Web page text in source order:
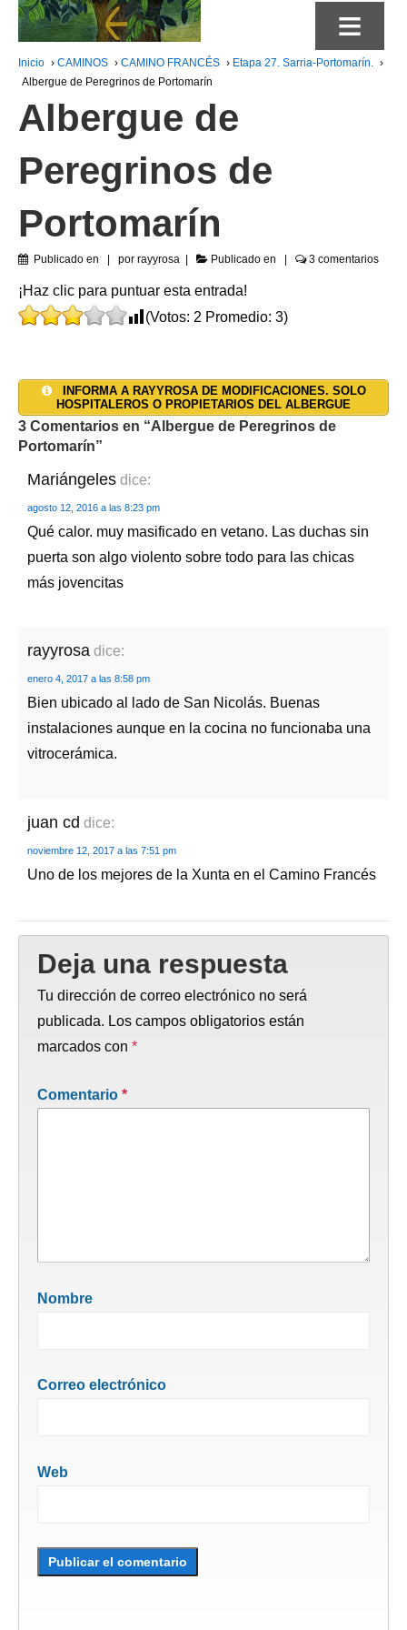
≡
Inicio › CAMINOS › CAMINO FRANCÉS › Etapa 27. Sarria-Portomarín. ›
Albergue de Peregrinos de Portomarín
Albergue de
Peregrinos de
Portomarín
Publicado en por rayyrosa Publicado en 3 comentarios
¡Haz clic para puntuar esta entrada!
(Votos: 2 Promedio: 3)
INFORMA A RAYYROSA DE MODIFICACIONES. SOLO
HOSPITALEROS O PROPIETARIOS DEL ALBERGUE
3 Comentarios en “Albergue de Peregrinos de
Portomarín”
Mariángeles dice:
agosto 12, 2016 a las 8:23 pm
Qué calor. muy masificado en vetano. Las duchas sin
puerta son algo violento sobre todo para las chicas
más jovencitas
rayyrosa dice:
enero 4, 2017 a las 8:58 pm
Bien ubicado al lado de San Nicolás. Buenas
instalaciones aunque en la cocina no funcionaba una
vitrocerámica.
juan cd dice:
noviembre 12, 2017 a las 7:51 pm
Uno de los mejores de la Xunta en el Camino Francés
Deja una respuesta
Tu dirección de correo electrónico no será
publicada. Los campos obligatorios están
marcados con *
Comentario *
Nombre
Correo electrónico
Web